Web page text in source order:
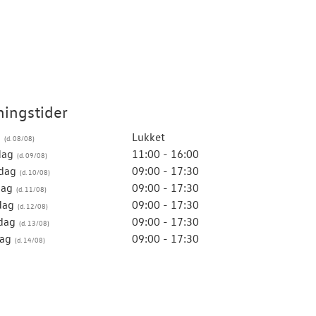
Lukket
11:00 - 16:00
09:00 - 17:30
09:00 - 17:30
09:00 - 17:30
09:00 - 17:30
09:00 - 17:30